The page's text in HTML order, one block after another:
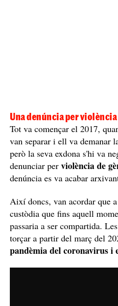
Una denúncia per
Tot va començar el 2017,
van separar i ell va demanar
però la seva exdona s'hi va
denunciar per violència de
denúncia es va acabar